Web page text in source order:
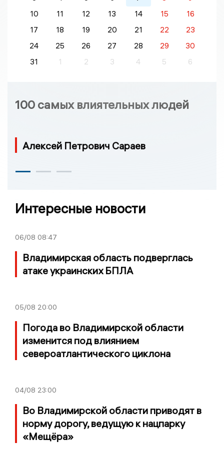
10
11 12 13 14 15
16
17
18 19 20 21 22
23
24
25 26 27 28 29
30
31
1 2 3 4 5 6
100 самых влиятельных людей
Алексей Петрович Сараев
Интересные новости
06/08 08:47
Владимирская область подверглась
атаке украинских БПЛА
05/08 20:00
Погода во Владимирской области
изменится под влиянием
североатлантического циклона
04/08 23:00
Во Владимирской области приводят в
норму дорогу, ведущую к нацпарку
«Мещёра»